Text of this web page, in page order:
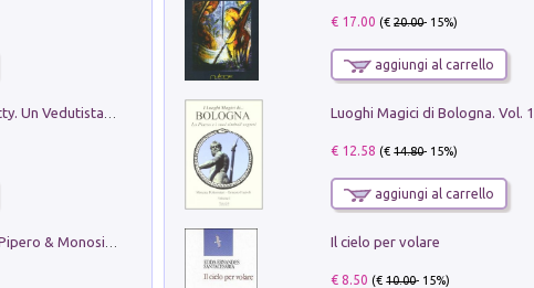
€ 17.00 (€20.00- 15%)
aggiungi al carrello
€ 12.58 (€14.80- 15%)
aggiungi al carrello
Il cielo per volare
€ 8.50 (€10.00- 15%)